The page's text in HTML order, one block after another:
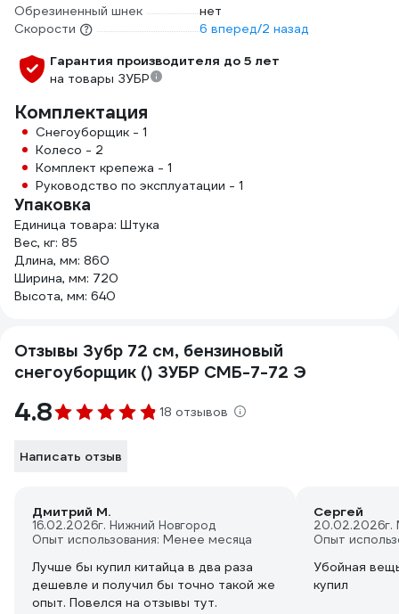
Обрезиненный шнек
нет
Скорости
6 вперед/2 назад
Гарантия производителя до 5 лет
на товары ЗУБР
Комплектация
Снегоуборщик - 1
Колесо - 2
Комплект крепежа - 1
Руководство по эксплуатации - 1
Упаковка
Единица товара: Штука
Вес, кг: 85
Длина, мм: 860
Ширина, мм: 720
Высота, мм: 640
Отзывы Зубр 72 см, бензиновый
снегоуборщик () ЗУБР СМБ-7-72 Э
4.8 18 отзывов
Написать отзыв
Дмитрий М.
16.02.2026г. Нижний Новгород
Опыт использования: Менее месяца
Лучше бы купил китайца в два раза
дешевле и получил бы точно такой же
опыт. Повелся на отзывы тут.
Сергей
20.02.2026г.
Опыт
Убойная
купил